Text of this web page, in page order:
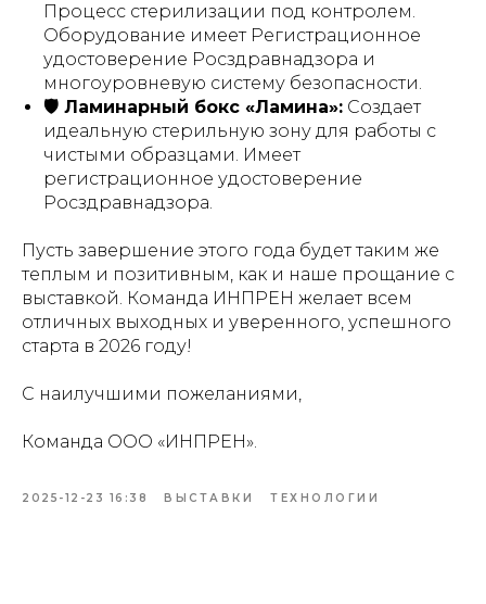
Процесс стерилизации под контролем.
Оборудование имеет Регистрационное
удостоверение Росздравнадзора и
многоуровневую систему безопасности.
🛡 Ламинарный бокс «Ламина»: Создает
идеальную стерильную зону для работы с
чистыми образцами. Имеет
регистрационное удостоверение
Росздравнадзора.
Пусть завершение этого года будет таким же
теплым и позитивным, как и наше прощание с
выставкой. Команда ИНПРЕН желает всем
отличных выходных и уверенного, успешного
старта в 2026 году!
С наилучшими пожеланиями,
Команда ООО «ИНПРЕН».
2025-12-23 16:38 ВЫСТАВКИ ТЕХНОЛОГИИ